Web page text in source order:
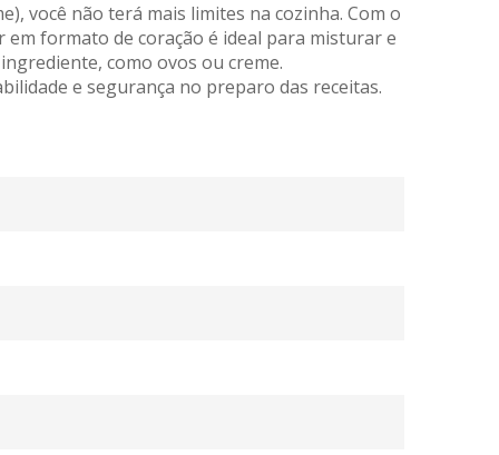
, você não terá mais limites na cozinha. Com o
em formato de coração é ideal para misturar e
como ovos ou creme.
e segurança no preparo das receitas.